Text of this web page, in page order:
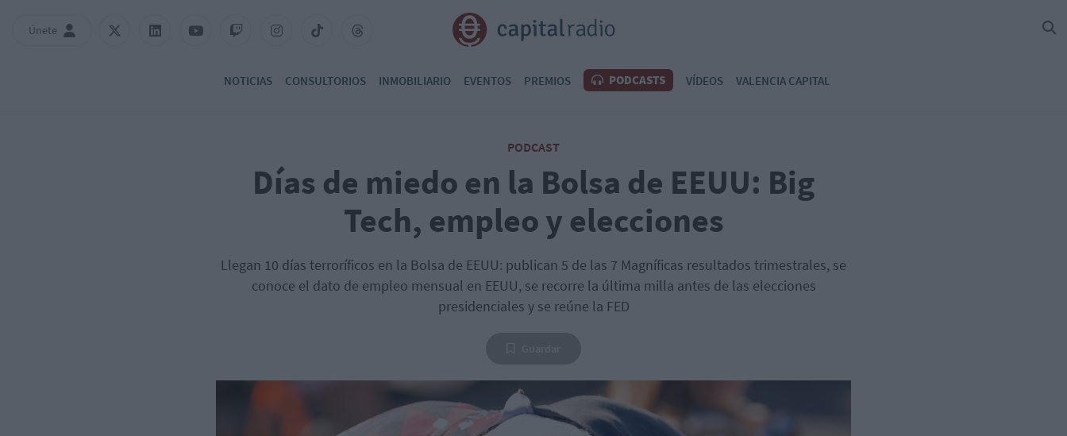
Únete
NOTICIAS CONSULTORIOS INMOBILIARIO EVENTOS PREMIOS PODCASTS VÍDEOS VALENCIA CAPITAL
PODCAST
Días de miedo en la Bolsa de EEUU: Big
Tech, empleo y elecciones
Llegan 10 días terroríficos en la Bolsa de EEUU: publican 5 de las 7 Magníficas resultados trimestrales, se
conoce el dato de empleo mensual en EEUU, se recorre la última milla antes de las elecciones
presidenciales y se reúne la FED